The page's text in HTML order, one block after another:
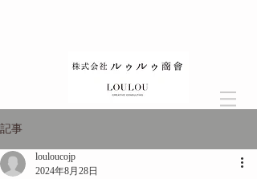
記事
louloucojp
2024年8月28日